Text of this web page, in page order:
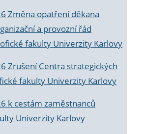
Změna opatření děkana
a provozní řád
fakulty Univerzity Karlovy
Zrušení Centra strategických
fakulty Univerzity Karlovy
k cestám zaměstnanců
Univerzity Karlovy